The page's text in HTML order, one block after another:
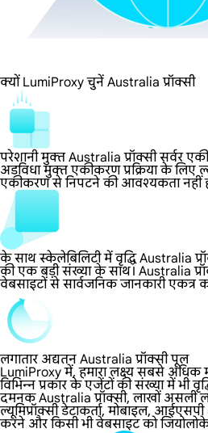
क्यों LumiProxy चुनें Australia प्रॉक्सी
परेशानी मुक्त Australia प्रॉक्सी सर्वर
अडविधा मुक्त एकीकरण प्रक्रिया के लिए
एकीकरण से निपटने की आवश्यकता नहीं
के साथ स्केलेबिलिटी में वृद्धि Australia
की एक बड़ी संख्या के साथ। Australia
वेबसाइटों से सार्वजनिक जानकारी एकत्र
लगातार अद्यतन Australia प्रॉक्सी पूल
LumiProxy में, हमारा लक्ष्य सबसे
विभिन्न प्रकार के एजेंटों की संख्या में भी
दमनक Australia प्रॉक्सी, लाखों असली
ल्यूमिप्रॉक्सी डेटाकर्ता, मोबाइल,
करने और किसी भी वेबसाइट को